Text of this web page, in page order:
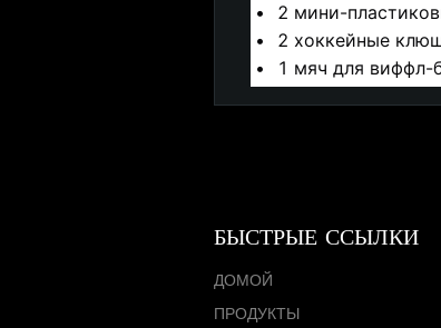
•	2 мини-
•	2 хоккейные
•	1 мяч для виффл-
БЫСТРЫЕ ССЫЛКИ
ДОМОЙ
ПРОДУКТЫ